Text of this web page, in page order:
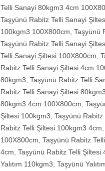
Telli Sanayi 80kgm3 4cm
Taşyünü Rabitz Telli Sanayi
100kgm3 100X800cm Taşyünü
Taşyünü Rabitz Telli Sanayi
Telli Sanayi Şiltesi 100X800cm
Rabitz Telli Sanayi Şiltesi 4cm
80kgm3 Taşyünü Rabitz Telli
Rabitz Telli Sanayi Şiltesi
80kgm3 4cm 100X800cm
Şiltesi 100kgm3 Taşyünü
Rabitz Telli Şiltesi 100kgm3 4cm
100X800cm Taşyünü Rabitz
4cm Taşyünü Rabitz Telli Şiltesi
Yalıtım 110kgm3 Taşyünü